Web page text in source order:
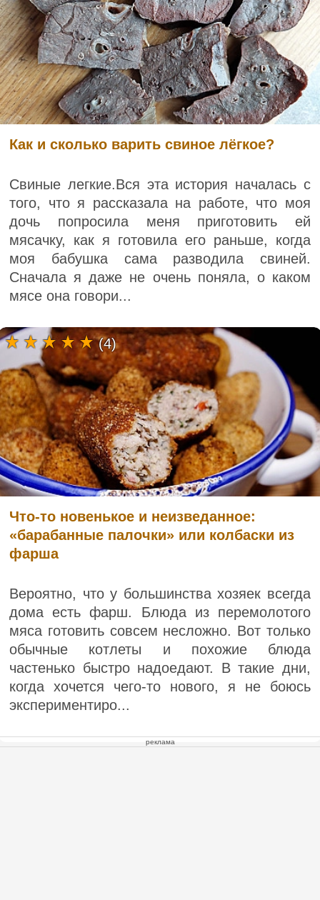
Как и сколько варить свиное лёгкое?
Свиные легкие.Вся эта история началась с
того, что я рассказала на работе, что моя
дочь попросила меня приготовить ей
мясачку, как я готовила его раньше, когда
моя бабушка сама разводила свиней.
Сначала я даже не очень поняла, о каком
мясе она говори...
Что-то новенькое и неизведанное:
«барабанные палочки» или колбаски из
фарша
Вероятно, что у большинства хозяек всегда
дома есть фарш. Блюда из перемолотого
мяса готовить совсем несложно. Вот только
обычные котлеты и похожие блюда
частенько быстро надоедают. В такие дни,
когда хочется чего-то нового, я не боюсь
экспериментиро...
(4)
реклама